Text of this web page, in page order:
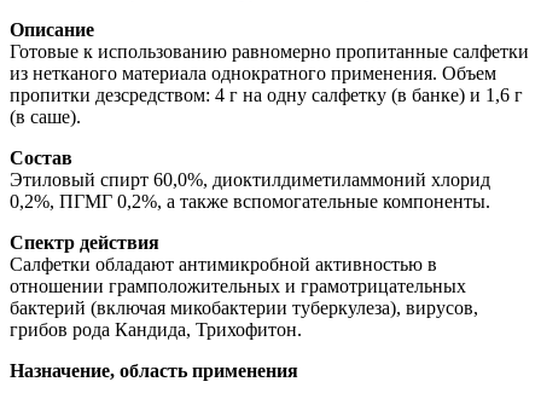
Описание
Готовые к использованию равномерно пропитанные салфетки
из нетканого материала однократного применения. Объем
пропитки дезсредством: 4 г на одну салфетку (в банке) и 1,6 г
(в саше).
Состав
Этиловый спирт 60,0%, диоктилдиметиламмоний хлорид
0,2%, ПГМГ 0,2%, а также вспомогательные компоненты.
Спектр действия
Салфетки обладают антимикробной активностью в
отношении грамположительных и грамотрицательных
бактерий (включая микобактерии туберкулеза), вирусов,
грибов рода Кандида, Трихофитон.
Назначение, область применения